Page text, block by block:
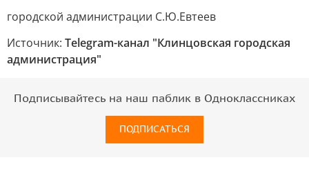
городской администрации С.Ю.Евтеев
Источник: Telegram-канал "Клинцовская городская
администрация"
Подписывайтесь на наш паблик в Одноклассниках
ПОДПИСАТЬСЯ